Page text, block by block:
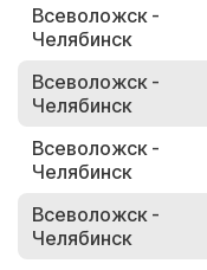
Всеволожск -
Челябинск
Всеволожск -
Челябинск
Всеволожск -
Челябинск
Всеволожск -
Челябинск